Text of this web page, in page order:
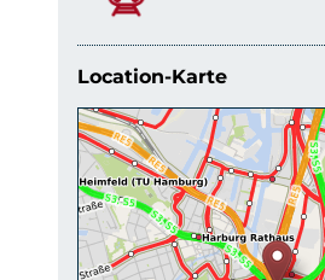
Location-Karte